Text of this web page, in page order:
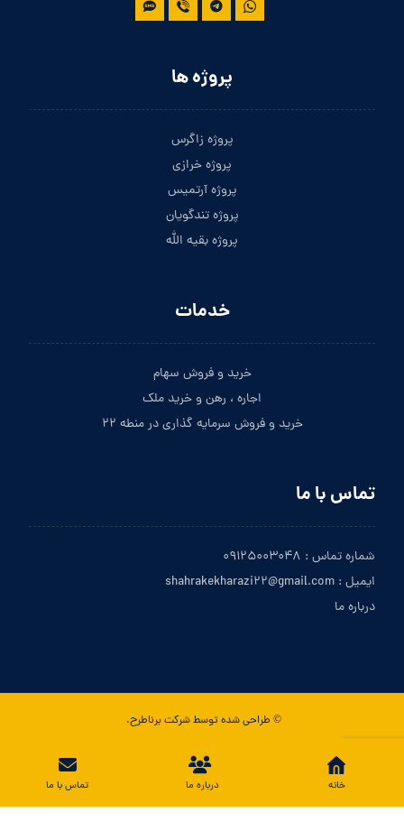
پروژه ها
پروژه زاگرس
پروژه خرازی
پروژه آرتمیس
پروژه تندگویان
پروژه بقیه الله
خدمات
خرید و فروش سهام
اجاره ، رهن و خرید ملک
خرید و فروش سرمایه گذاری در منطه ۲۲
تماس با ما
شماره تماس : ۰۹۱۲۵۰۰۳۰۴۸
ایمیل : shahrakekharazi۲۲@gmail.com
درباره ما
© طراحی شده توسط شرکت برناطرح.
تماس با ما خانه درباره ما تماس با ما